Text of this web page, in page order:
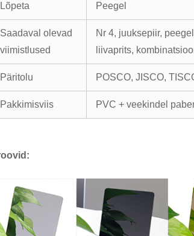
Lõpeta Peegel
Saadaval olevad
viimistlused
Nr 4, juuksepiir,
liivaprits,
Päritolu POSCO, JISCO,
Pakkimisviis PVC + veekindel